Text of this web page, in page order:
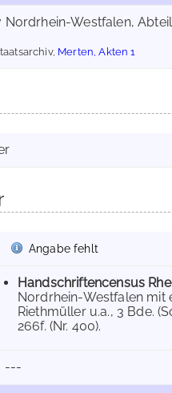
Nordrhein-Westfalen,
Merten, Akten 1
Angabe fehlt
Handschriftencensus
Nordrhein-Westfalen mit
Riethmüller u.a., 3 Bde.
266f. (Nr. 400).
---